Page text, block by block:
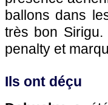
ballons dans
très bon
penalty et
Ils ont déçu